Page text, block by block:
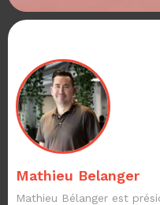
Mathieu Belanger
Mathieu Bélanger est